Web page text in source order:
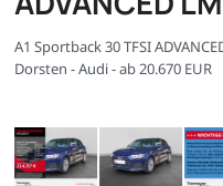
A1 Sportback 30 TFSI
Dorsten - Audi - ab 20.670 EUR